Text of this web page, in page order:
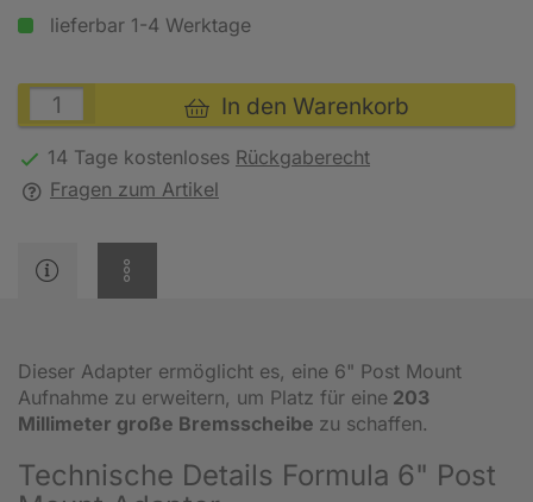
lieferbar 1-4 Werktage
In den Warenkorb
14 Tage kostenloses Rückgaberecht
Fragen zum Artikel
Dieser Adapter ermöglicht es, eine 6" Post Mount
Aufnahme zu erweitern, um Platz für eine 203
Millimeter große Bremsscheibe zu schaffen.
Technische Details Formula 6" Post